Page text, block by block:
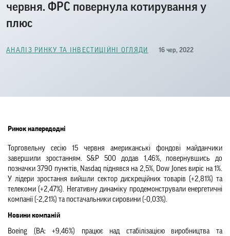
червня. ФРС повернула котирування у
плюс
АНАЛІЗ РИНКУ ТА ІНВЕСТИЦІЙНІ ОГЛЯДИ 16 чер, 2022
Ринок напередодні
Торговельну сесію 15 червня американські фондові майданчики
завершили зростанням. S&P 500 додав 1,46%, повернувшись до
позначки 3790 пунктів, Nasdaq піднявся на 2,5%, Dow Jones виріс на 1%.
У лідери зростання вийшли сектор дискреційних товарів (+2,81%) та
телекоми (+2,47%). Негативну динаміку продемонстрували енергетичні
компанії (-2,21%) та постачальники сировини (-0,03%).
Новини компаній
Boeing (BA: +9,46%) працює над стабілізацією виробництва та